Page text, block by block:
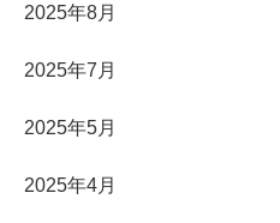
2025年8月
2025年7月
2025年5月
2025年4月